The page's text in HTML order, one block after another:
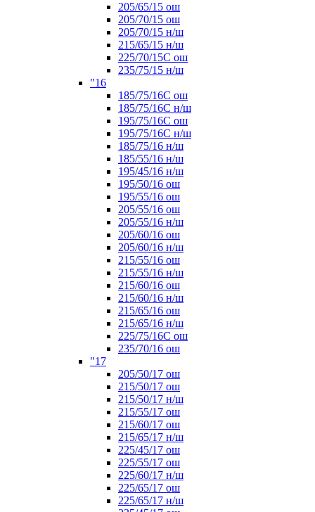
205/65/15 ош
205/70/15 ош
205/70/15 н/ш
215/65/15 н/ш
225/70/15С ош
235/75/15 н/ш
"16
185/75/16С ош
185/75/16С н/ш
195/75/16С ош
195/75/16С н/ш
185/75/16 н/ш
185/55/16 н/ш
195/45/16 н/ш
195/50/16 ош
195/55/16 ош
205/55/16 ош
205/55/16 н/ш
205/60/16 ош
205/60/16 н/ш
215/55/16 ош
215/55/16 н/ш
215/60/16 ош
215/60/16 н/ш
215/65/16 ош
215/65/16 н/ш
225/75/16C ош
235/70/16 ош
"17
205/50/17 ош
215/50/17 ош
215/50/17 н/ш
215/55/17 ош
215/60/17 ош
215/65/17 н/ш
225/45/17 ош
225/55/17 ош
225/60/17 н/ш
225/65/17 ош
225/65/17 н/ш